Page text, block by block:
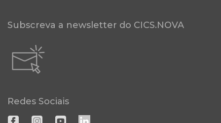
Subscreva a newsletter do CICS.NOVA
Redes Sociais